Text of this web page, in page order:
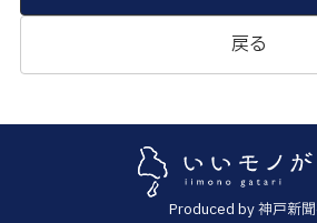
戻る
Produced by 神戸新